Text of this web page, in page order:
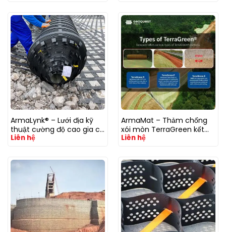
ArmaLynk® – Lưới địa kỹ
thuật cường độ cao gia cố
nền đất yếu
Liên hệ
ArmaMat – Thảm chống
xói mòn TerraGreen kết
hợp lưới cho mái dốc đứng
Liên hệ